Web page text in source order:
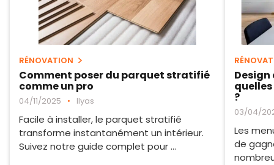
RÉNOVATION
Comment poser du parquet stratifié
comme un pro
04/11/2025 • Ilyas
Facile à installer, le parquet stratifié
transforme instantanément un intérieur.
Suivez notre guide complet pour ...
Design
?
03/04/
Les
de